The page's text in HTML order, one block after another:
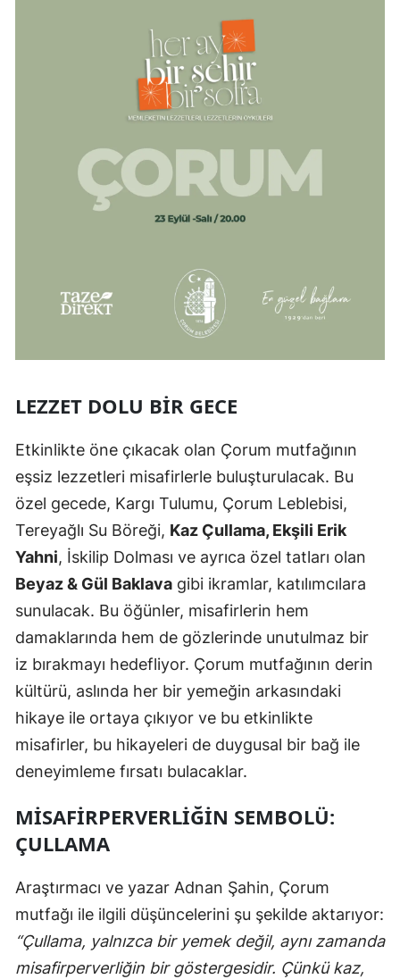
LEZZET DOLU BIR GECE
Etkinlikte öne çıkacak olan Çorum mutfağının
eşsiz lezzetleri misafirlerle buluşturulacak. Bu
özel gecede, Kargı Tulumu, Çorum Leblebisi,
Tereyağlı Su Böreği, Kaz Çullama, Ekşili Erik
Yahni, İskilip Dolması ve ayrıca özel tatları olan
Beyaz & Gül Baklava gibi ikramlar, katılımcılara
sunulacak. Bu öğünler, misafirlerin hem
damaklarında hem de gözlerinde unutulmaz bir
iz bırakmayı hedefliyor. Çorum mutfağının derin
kültürü, aslında her bir yemeğin arkasındaki
hikaye ile ortaya çıkıyor ve bu etkinlikte
misafirler, bu hikayeleri de duygusal bir bağ ile
deneyimleme fırsatı bulacaklar.
MISAFIRPERVERLIĞIN SEMBOLÜ:
ÇULLAMA
Araştırmacı ve yazar Adnan Şahin, Çorum
mutfağı ile ilgili düşüncelerini şu şekilde aktarıyor:
“Çullama, yalnızca bir yemek değil, aynı zamanda
misafirperverliğin bir göstergesidir. Çünkü kaz,